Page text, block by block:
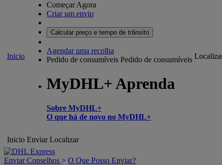
Inicio
Começar Agora
Criar um envio
Calcular preço e tempo de trânsito
Agendar uma recolha
Pedido de consumíveis Pedido de consumíveis
MyDHL+ Aprenda
Sobre MyDHL+
O que há de novo no MyDHL+
Inicio Enviar Localizar
Enviar Conselhos > O Que Posso Enviar?